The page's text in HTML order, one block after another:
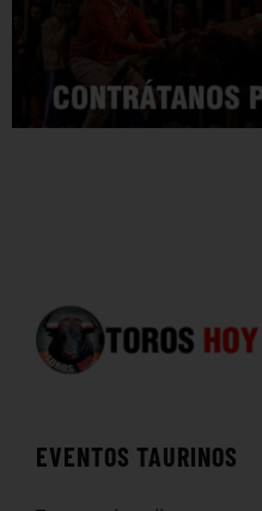
EVENTOS TAURINOS